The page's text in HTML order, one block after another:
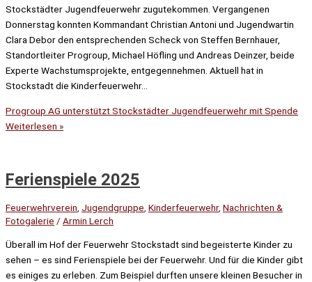
Stockstädter Jugendfeuerwehr zugutekommen. Vergangenen
Donnerstag konnten Kommandant Christian Antoni und Jugendwartin
Clara Debor den entsprechenden Scheck von Steffen Bernhauer,
Standortleiter Progroup, Michael Höfling und Andreas Deinzer, beide
Experte Wachstumsprojekte, entgegennehmen. Aktuell hat in
Stockstadt die Kinderfeuerwehr…
Progroup AG unterstützt Stockstädter Jugendfeuerwehr mit Spende
Weiterlesen »
Ferienspiele 2025
Feuerwehrverein Jugendgruppe Kinderfeuerwehr, Nachrichten &
Fotogalerie / Armin Lerch
Überall im Hof der Feuerwehr Stockstadt sind begeisterte Kinder zu
sehen – es sind Ferienspiele bei der Feuerwehr. Und für die Kinder gibt
es einiges zu erleben. Zum Beispiel durften unsere kleinen Besucher in